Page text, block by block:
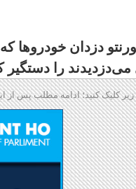
می‌دزدیدند را دستگیر
کلیک کنید؛ ادامه مطلب پس از